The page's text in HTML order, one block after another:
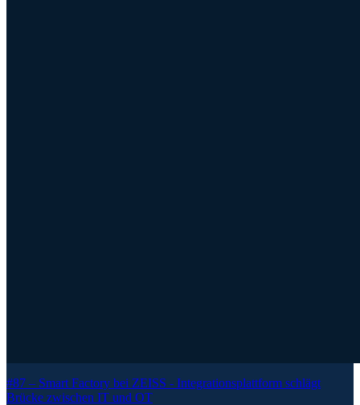
#87 – Smart Factory bei ZEISS - Integrationsplattform schlägt
Brücke zwischen IT und OT